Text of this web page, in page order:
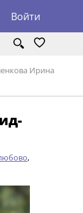
Войти
Ирина
,